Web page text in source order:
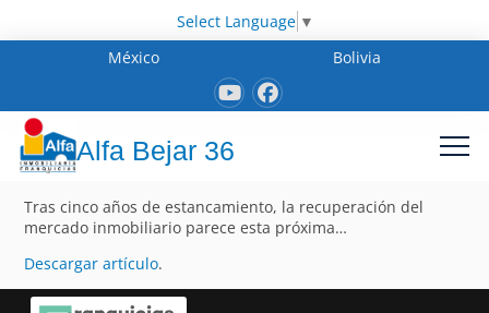
Select Language ▼
México
Bolivia
Alfa Bejar 36
Tras cinco años de estancamiento, la recuperación del
mercado inmobiliario parece esta próxima…
Descargar artículo.